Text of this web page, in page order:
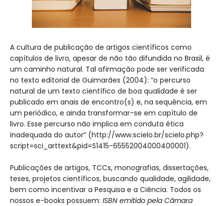
A cultura de publicação de artigos científicos como
capítulos de livro, apesar de não tão difundida no Brasil, é
um caminho natural. Tal afirmação pode ser verificada
no texto editorial de Guimarães (2004): “o percurso
natural de um texto científico de boa qualidade é ser
publicado em anais de encontro(s) e, na sequência, em
um periódico, e ainda transformar-se em capítulo de
livro. Esse percurso não implica em conduta ética
inadequada do autor” (http://www.scielo.br/scielo.php?
script=sci_arttext&pid=S1415-65552004000400001).
Publicações de artigos, TCCs, monografias, dissertações,
teses, projetos científicos, buscando qualidade, agilidade,
bem como incentivar a Pesquisa e a Ciência. Todos os
nossos e-books possuem: ISBN emitido pela Câmara